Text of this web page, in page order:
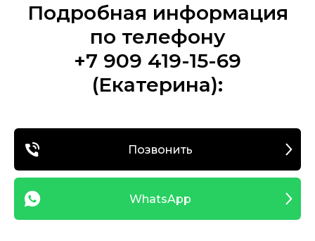
Подробная информация
по телефону
+7 909 419-15-69
(Екатерина):
Позвонить
WhatsApp